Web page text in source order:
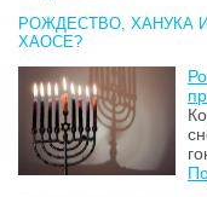
РОЖДЕСТВО, ХАНУКА
ХАОСЕ?